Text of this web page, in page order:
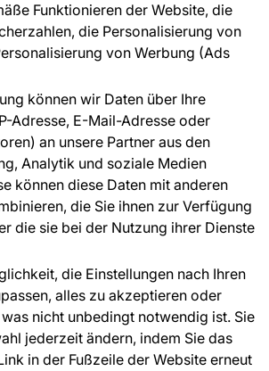
Funktionieren der Website, die
die Personalisierung von
von Werbung (Ads
können wir Daten über Ihre
Adresse, E-Mail-Adresse oder
an unsere Partner aus den
Analytik und soziale Medien
können diese Daten mit anderen
die Sie ihnen zur Verfügung
die sie bei der Nutzung ihrer Dienste
die Einstellungen nach Ihren
alles zu akzeptieren oder
nicht unbedingt notwendig ist. Sie
jederzeit ändern, indem Sie das
in der Fußzeile der Website erneut
ÜBER DAS UNTERNEHMEN
Wir helfen Ihnen gerne weiter